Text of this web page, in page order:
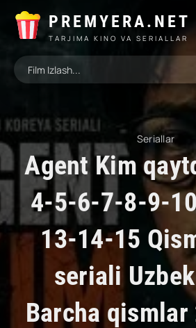
PREMYERA.NET
TARJIMA KINO VA SERIALLAR
Seriallar
Agent Kim
4-5-6-7-8-9-
13-14-15
seriali
Barcha qismlar